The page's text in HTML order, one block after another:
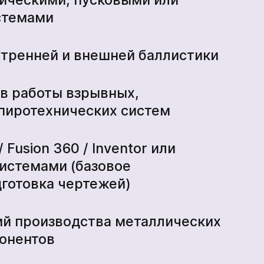
и внешней баллистики
работы взрывных,
систем
Fusion 360 / Inventor или
(базовое
чертежей)
производства металлических
*